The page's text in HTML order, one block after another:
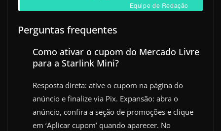
Equipe de Redação
Perguntas frequentes
Como ativar o cupom do Mercado Livre
para a Starlink Mini?
Resposta direta: ative o cupom na página do
anúncio e finalize via Pix. Expansão: abra o
anúncio, confira a seção de promoções e clique
em ‘Aplicar cupom’ quando aparecer. No